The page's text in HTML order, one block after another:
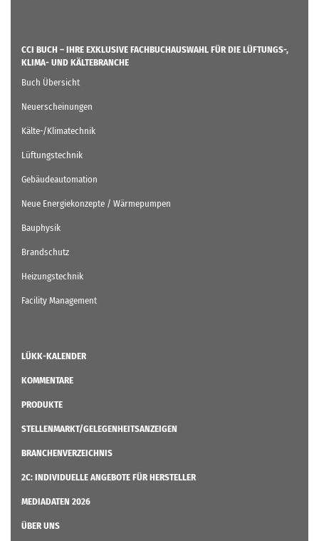
CCI BUCH – IHRE EXKLUSIVE FACHBUCHAUSWAHL FÜR DIE LÜFTUNGS-,
KLIMA- UND KÄLTEBRANCHE
Buch Übersicht
Neuerscheinungen
Kälte-/Klimatechnik
Lüftungstechnik
Gebäudeautomation
Neue Energiekonzepte / Wärmepumpen
Bauphysik
Brandschutz
Heizungstechnik
Facility Management
LÜKK-KALENDER
KOMMENTARE
PRODUKTE
STELLENMARKT/GELEGENHEITSANZEIGEN
BRANCHENVERZEICHNIS
2C: INDIVIDUELLE ANGEBOTE FÜR HERSTELLER
MEDIADATEN 2026
ÜBER UNS